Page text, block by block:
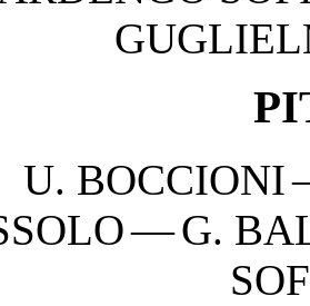
U. BOCCIONI
— G.